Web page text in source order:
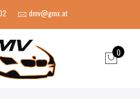
dmv@gmx.at
0